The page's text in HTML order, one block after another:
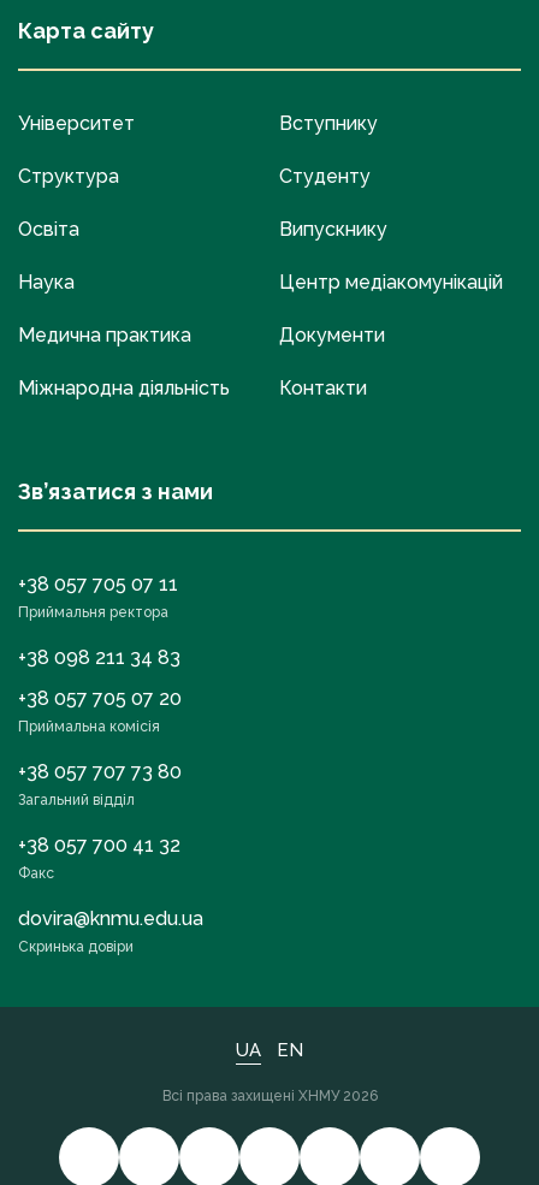
Карта сайту
Університет
Структура
Освіта
Наука
Медична практика
Міжнародна діяльність
Вступнику
Студенту
Випускнику
Центр медіакомунікацій
Документи
Контакти
Зв’язатися з нами
+38 057 705 07 11
Приймальня ректора
+38 098 211 34 83
+38 057 705 07 20
Приймальна комісія
+38 057 707 73 80
Загальний відділ
+38 057 700 41 32
Факс
dovira@knmu.edu.ua
Скринька довіри
UA EN
Всі права захищені ХНМУ 2026